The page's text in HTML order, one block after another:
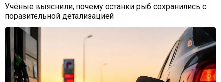
Учёные выяснили, почему останки рыб сохранились с
поразительной детализацией